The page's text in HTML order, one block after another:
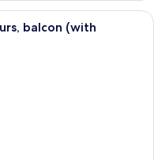
chambre d’hôtel moderne,
balcon (with